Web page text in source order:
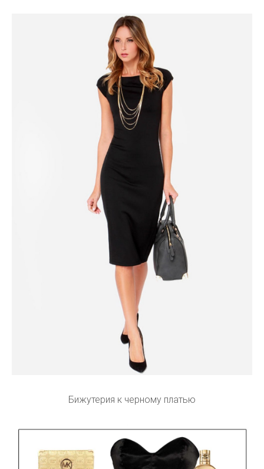
Бижутерия к черному платью